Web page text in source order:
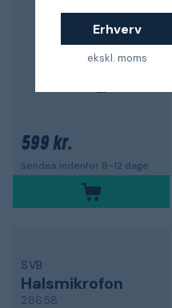
Erhverv
ekskl. moms
599 kr.
Sendes indenfor 8-12 dage
SVB
Halsmikrofon
28658